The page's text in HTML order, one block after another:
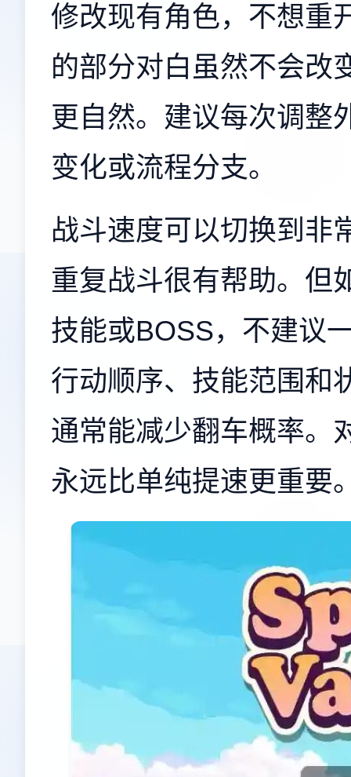
修改现有角色，不想重
的部分对白虽然不会改
更自然。建议每次调整
变化或流程分支。
战斗速度可以切换到非
重复战斗很有帮助。但
技能或BOSS，不建议
行动顺序、技能范围和
通常能减少翻车概率。
永远比单纯提速更重要